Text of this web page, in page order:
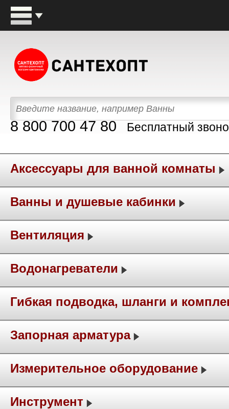
8 800 700 47 80 Бесплатный
Аксессуары для ванной комнаты
Ванны и душевые кабинки
Вентиляция
Водонагреватели
Гибкая подводка, шланги и
Запорная арматура
Измерительное оборудование
Инструмент